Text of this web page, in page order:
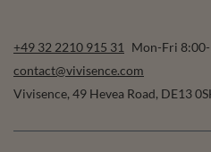
+49 32 2210 915 31
Mon-Fri
contact@vivisence.com
Vivisence, 49 Hevea Road, DE13